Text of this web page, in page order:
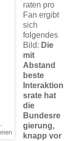
raten pro
Fan ergibt
sich
folgendes
Bild: Die
mit
Abstand
beste
Interaktion
srate hat
die
Bundesre
gierung,
knapp vor